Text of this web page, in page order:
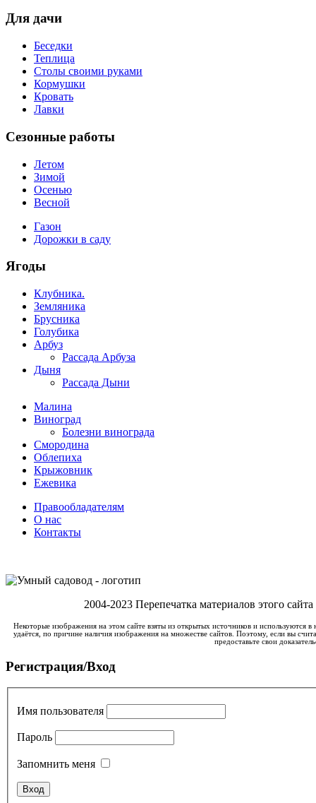
Для дачи
Беседки
Теплица
Столы своими руками
Кормушки
Кровать
Лавки
Сезонные работы
Летом
Зимой
Осенью
Весной
Газон
Дорожки в саду
Ягоды
Клубника.
Земляника
Брусника
Голубика
Арбуз
Рассада Арбуза
Дыня
Рассада Дыни
Малина
Виноград
Болезни винограда
Смородина
Облепиха
Крыжовник
Ежевика
Правообладателям
О нас
Контакты
2004-2023 Перепечатка материалов этого
Некоторые изображения на этом сайте взяты из открытых источников и используются
удаётся, по причине наличия изображения на множестве сайтов. Поэтому, если вы
предоставьте свои
Регистрация/Вход
Имя пользователя
Пароль
Запомнить меня